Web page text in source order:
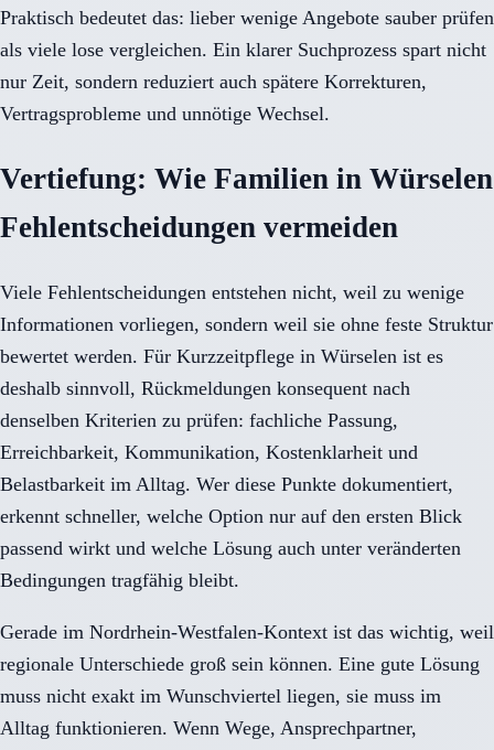
Praktisch bedeutet das: lieber wenige Angebote sauber prüfen
als viele lose vergleichen. Ein klarer Suchprozess spart nicht
nur Zeit, sondern reduziert auch spätere Korrekturen,
Vertragsprobleme und unnötige Wechsel.
Vertiefung: Wie Familien in Würselen
Fehlentscheidungen vermeiden
Viele Fehlentscheidungen entstehen nicht, weil zu wenige
Informationen vorliegen, sondern weil sie ohne feste Struktur
bewertet werden. Für Kurzzeitpflege in Würselen ist es
deshalb sinnvoll, Rückmeldungen konsequent nach
denselben Kriterien zu prüfen: fachliche Passung,
Erreichbarkeit, Kommunikation, Kostenklarheit und
Belastbarkeit im Alltag. Wer diese Punkte dokumentiert,
erkennt schneller, welche Option nur auf den ersten Blick
passend wirkt und welche Lösung auch unter veränderten
Bedingungen tragfähig bleibt.
Gerade im Nordrhein-Westfalen-Kontext ist das wichtig, weil
regionale Unterschiede groß sein können. Eine gute Lösung
muss nicht exakt im Wunschviertel liegen, sie muss im
Alltag funktionieren. Wenn Wege, Ansprechpartner,